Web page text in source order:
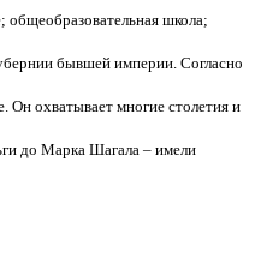
общеобразовательная школа;
бывшей империи. Согласно
охватывает многие столетия и
до Марка Шагала – имели